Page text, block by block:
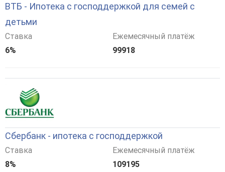
ВТБ - Ипотека с господдержкой для семей с
детьми
Ставка
6%
Ежемесячный платёж
99918
Сбербанк - ипотека с господдержкой
Ставка
8%
Ежемесячный платёж
109195